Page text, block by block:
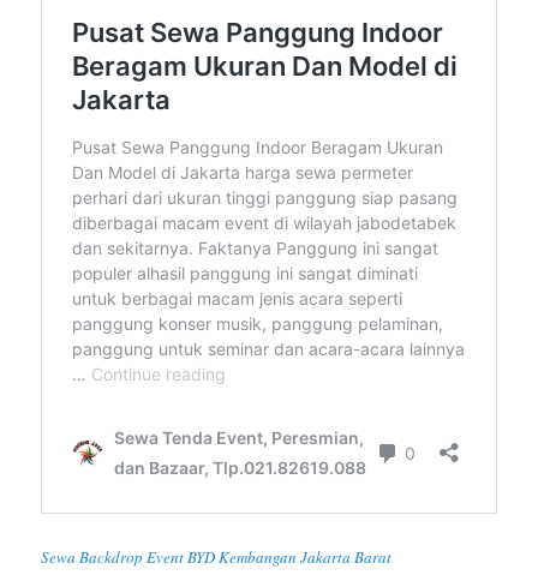
Sewa Backdrop Event BYD Kembangan Jakarta Barat